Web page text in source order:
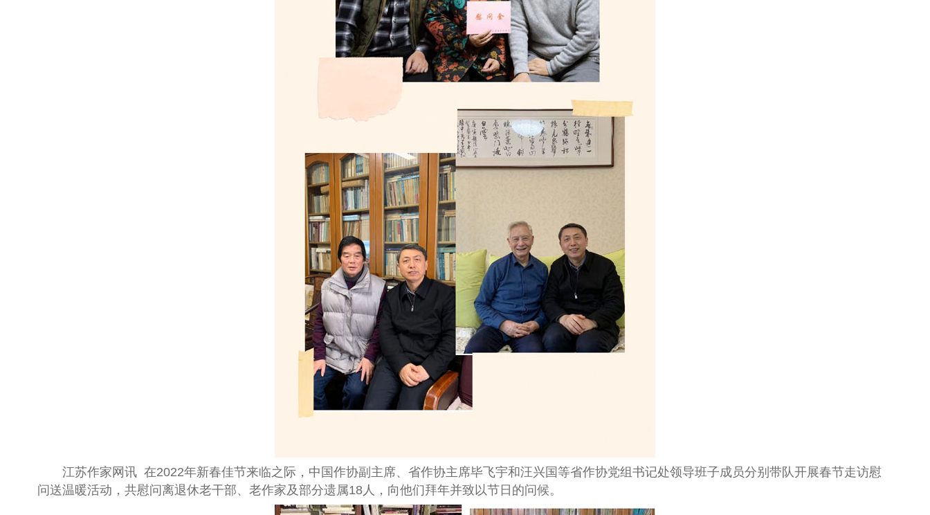
江苏作家网讯 在2022年新春佳节来临之际，中国作协副主席、省作协主席毕飞宇和汪兴国等省作协党组书记处领导班子成员分别带队开展春节走访慰
问送温暖活动，共慰问离退休老干部、老作家及部分遗属18人，向他们拜年并致以节日的问候。